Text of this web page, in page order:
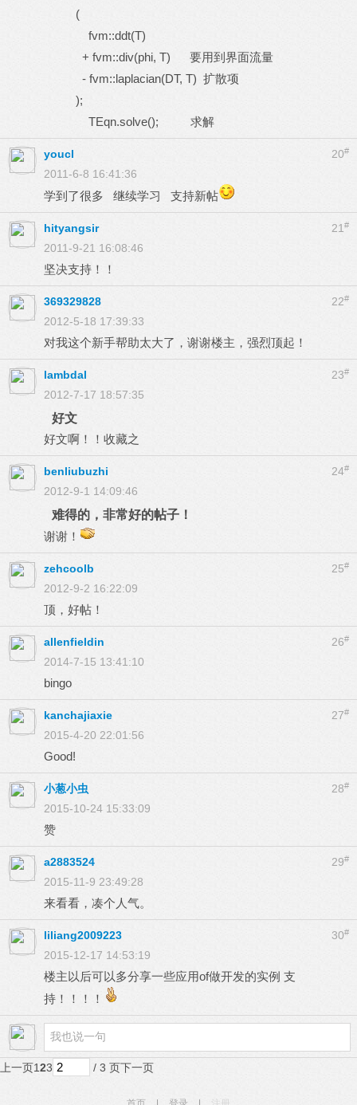
(
fvm::ddt(T)
+ fvm::div(phi, T) 要用到界面流量
- fvm::laplacian(DT, T) 扩散项
);
TEqn.solve(); 求解
20#
youcl
2011-6-8 16:41:36
学到了很多 继续学习 支持新帖
21 #
hityangsir
2011-9-21 16:08:46
坚决支持！！
22#
369329828
2012-5-18 17:39:33
对我这个新手帮助太大了，谢谢楼主，强烈顶起！
23#
lambdal
2012-7-17 18:57:35
好文
好文啊！！收藏之
24#
benliubuzhi
2012-9-1 14:09:46
难得的，非常好的帖子！
谢谢！
25#
zehcoolb
2012-9-2 16:22:09
顶，好帖！
26#
allenfieldin
2014-7-15 13:41:10
bingo
27#
kanchajiaxie
2015-4-20 22:01:56
Good!
28#
小葱小虫
2015-10-24 15:33:09
赞
29#
a2883524
2015-11-9 23:49:28
来看看，凑个人气。
30#
liliang2009223
2015-12-17 14:53:19
楼主以后可以多分享一些应用of做开发的实例 支
持！！！！
上一页123 / 3 页下一页